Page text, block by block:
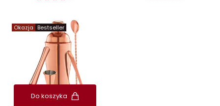
Okazja Bestseller
Do koszyka